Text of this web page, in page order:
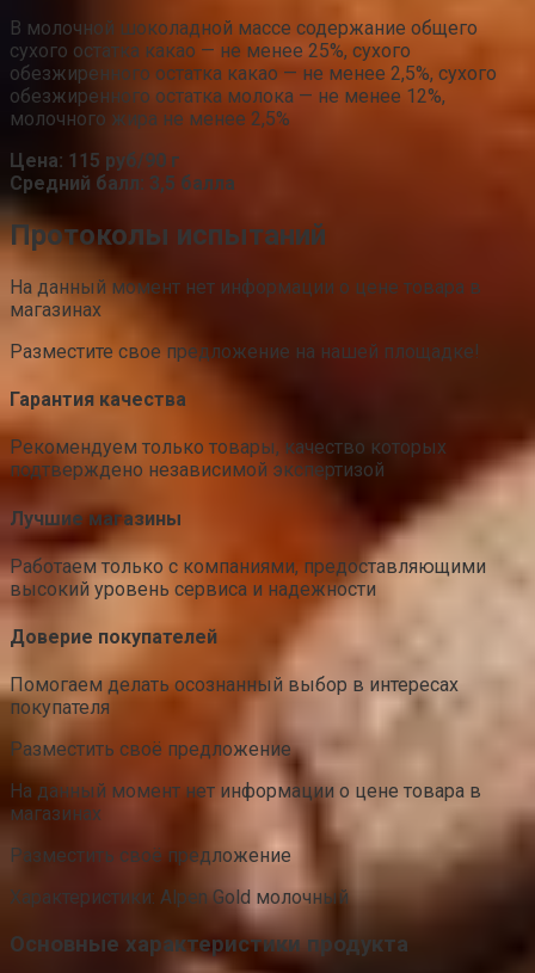
В молочной шоколадной массе содержание общего
сухого остатка какао — не менее 25%, сухого
обезжиренного остатка какао — не менее 2,5%, сухого
обезжиренного остатка молока — не менее 12%,
молочного жира не менее 2,5%
Цена: 115 руб/90 г
Средний балл: 3,5 балла
Протоколы испытаний
На данный момент нет информации о цене товара в
магазинах
Разместите свое предложение на нашей площадке!
Гарантия качества
Рекомендуем только товары, качество которых
подтверждено независимой экспертизой
Лучшие магазины
Работаем только с компаниями, предоставляющими
высокий уровень сервиса и надежности
Доверие покупателей
Помогаем делать осознанный выбор в интересах
покупателя
Разместить своё предложение
На данный момент нет информации о цене товара в
магазинах
Разместить своё предложение
Характеристики: Alpen Gold молочный
Основные характеристики продукта